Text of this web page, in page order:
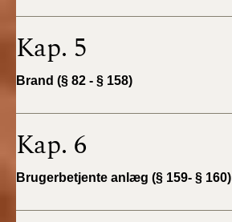
2021)
BR18 (1/7-31/12
BR18 (10/3-30/6
2020)
Kap. 5
Brand (§ 82 - § 158)
Kap. 6
Brugerbetjente anlæg (§ 159- § 160)